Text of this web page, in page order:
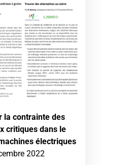
la contrainte des
critiques dans le
électriques
2022